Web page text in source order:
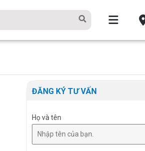
ĐĂNG KÝ TƯ VẤN
Họ và tên